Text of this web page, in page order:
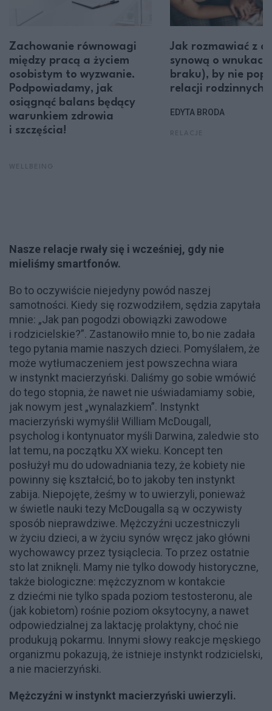
Zachowanie równowagi
między pracą a życiem
osobistym to wyzwanie.
Podpowiadamy, jak
osiągnąć balans będący
warunkiem zdrowia
i szczęścia!
Jak rozmawiać z
synową o
braku), by nie
relacji rodzinnych?
EDYTA BRODA
Nasze relacje rwały się i wcześniej, gdy nie
mieliśmy smartfonów.
Bo to oczywiście niejedyny powód naszej
samotności. Kiedy się rozwodziłem, sędzia zapytała
mnie: „Jak pan pogodzi obowiązki zawodowe
i rodzicielskie?”. Zastanowiło mnie to, bo nie zadała
tego pytania mamie naszych dzieci. Pomyślałem, że
może wytłumaczeniem jest powszechna wiara
w instynkt macierzyński. Daliśmy go sobie wmówić
do tego stopnia, że nawet nie uświadamiamy sobie,
jak nowym jest „wynalazkiem”. Instynkt
macierzyński wymyślił William McDougall,
psycholog i kontynuator myśli Darwina, zaledwie sto
lat temu, na początku XX wieku. Koncept ten
posłużył mu do udowadniania tezy, że kobiety nie
powinny się kształcić, bo to jakoby ten instynkt
zabija. Niepojęte, żeśmy w to uwierzyli, ponieważ
w świetle nauki tezy McDougalla są w oczywisty
sposób nieprawdziwe. Mężczyźni uczestniczyli
w życiu dzieci, a w życiu synów wręcz jako główni
wychowawcy przez tysiąclecia. To przez ostatnie
sto lat zniknęli. Mamy nie tylko dowody historyczne,
także biologiczne: mężczyznom w kontakcie
z dziećmi nie tylko spada poziom testosteronu, ale
(jak kobietom) rośnie poziom oksytocyny, a nawet
odpowiedzialnej za laktację prolaktyny, choć nie
produkują pokarmu. Innymi słowy reakcje męskiego
organizmu pokazują, że istnieje instynkt rodzicielski,
a nie macierzyński.
Mężczyźni w instynkt macierzyński uwierzyli.